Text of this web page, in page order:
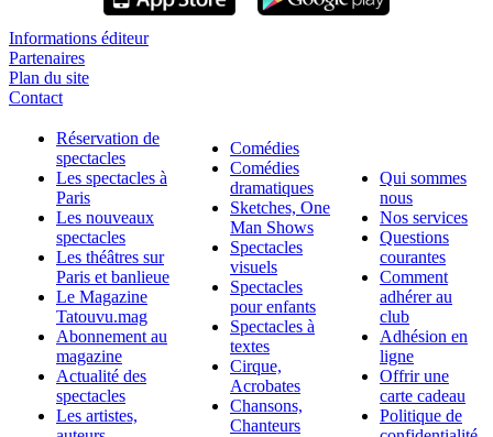
Informations éditeur
Partenaires
Plan du site
Contact
Réservation de
spectacles
Les spectacles à
Paris
Les nouveaux
spectacles
Les théâtres sur
Paris et banlieue
Le Magazine
Tatouvu.mag
Abonnement au
magazine
Actualité des
spectacles
Les artistes,
Comédies
Comédies
dramatiques
Sketches, One
Man Shows
Spectacles
visuels
Spectacles
pour enfants
Spectacles à
textes
Cirque,
Acrobates
Chansons,
Chanteurs
Qui sommes
nous
Nos services
Questions
courantes
Comment
adhérer au
club
Adhésion en
ligne
Offrir une
carte cadeau
Politique de